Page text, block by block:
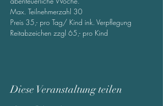
Max. Teilnehmerzahl 30
Preis 35,- pro Tag/ Kind ink. Verpflegung
Reitabzeichen zzgl 65,- pro Kind
Diese Veranstaltung teilen